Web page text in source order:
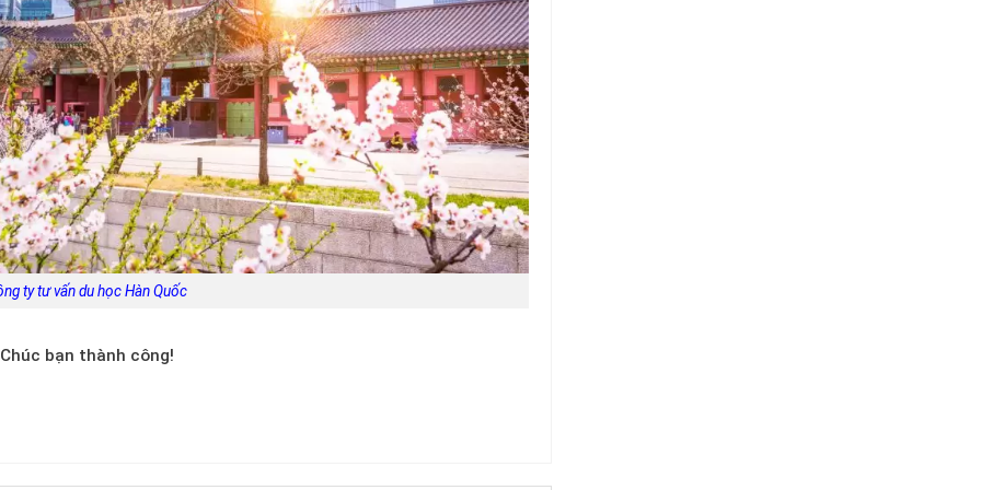
ty tư vấn du học Hàn Quốc
Chúc bạn thành công!